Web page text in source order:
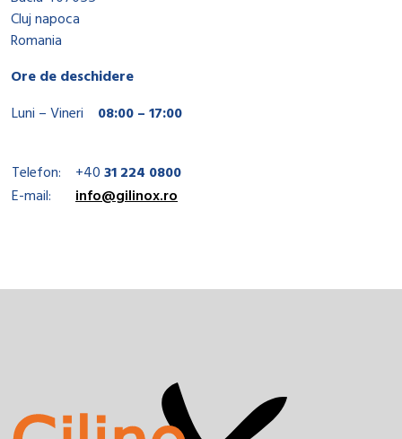
Cluj napoca
Romania
Ore de deschidere
Luni – Vineri
08:00 – 17:00
Telefon: +4031 224 0800
E-mail:
info@gilinox.ro